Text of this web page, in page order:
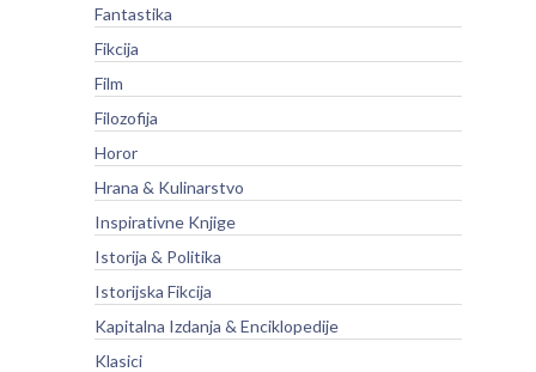
Fantastika
Fikcija
Film
Filozofija
Horor
Hrana & Kulinarstvo
Inspirativne Knjige
Istorija & Politika
Istorijska Fikcija
Kapitalna Izdanja & Enciklopedije
Klasici